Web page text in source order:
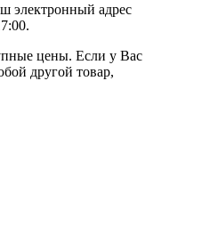
электронный адрес
цены. Если у Вас
другой товар,